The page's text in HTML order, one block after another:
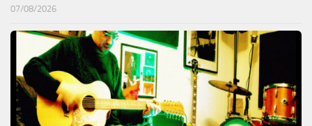
07/08/2026